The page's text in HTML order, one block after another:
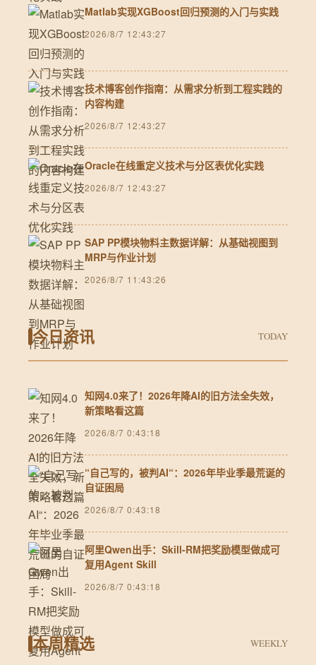
Matlab实现XGBoost回归预测的入门与实践
2026/8/7 12:43:27
技术博客创作指南：从需求分析到工程实践的
内容构建
2026/8/7 12:43:27
Oracle在线重定义技术与分区表优化实践
2026/8/7 12:43:27
SAP PP模块物料主数据详解：从基础视图到
MRP与作业计划
2026/8/7 11:43:26
今日资讯 TODAY
知网4.0来了！2026年降AI的旧方法全失效，
新策略看这篇
2026/8/7 0:43:18
“自己写的，被判AI“：2026年毕业季最荒诞的
自证困局
2026/8/7 0:43:18
阿里Qwen出手：Skill-RM把奖励模型做成可
复用Agent Skill
2026/8/7 0:43:18
本周精选 WEEKLY